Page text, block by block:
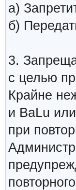
а)
б)
3.
с целью
Крайне
и BaLu
при